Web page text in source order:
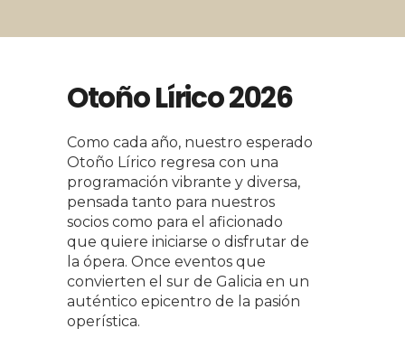
Otoño Lírico 2026
Como cada año, nuestro esperado
Otoño Lírico regresa con una
programación vibrante y diversa,
pensada tanto para nuestros
socios como para el aficionado
que quiere iniciarse o disfrutar de
la ópera. Once eventos que
convierten el sur de Galicia en un
auténtico epicentro de la pasión
operística.